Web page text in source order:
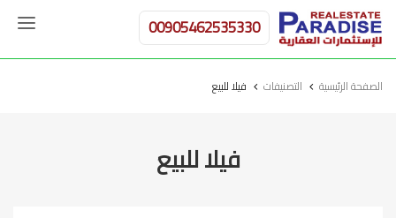
00905462535330
الصفحة الرئيسية التصنيفات فيلا للبيع
فيلا للبيع